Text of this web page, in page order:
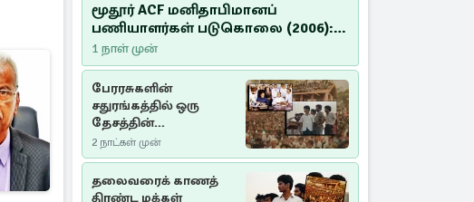
மூதூர் ACF மனிதாபிமானப்
பணியாளர்கள் படுகொலை (2006):
20 ஆண்டுகளாகியும் நீதி
மறுக்கப்பட்ட மனிதாபிமானப்
பேரவலம்
1 நாள் முன்
பேரரசுகளின்
சதுரங்கத்தில் ஒரு
தேசத்தின்
தீர்க்கதரிசனம் :
சுதுமலை பிரகடனம்
ஒரு வரலாற்றுப் பாடம்
2 நாட்கள் முன்
தலைவரைக் காணத்
திரண்ட மக்கள்